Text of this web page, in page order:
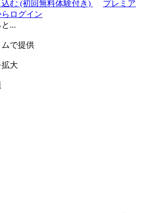
む (初回無料体験付き)
プレミア
ログイン
...
で提供
大